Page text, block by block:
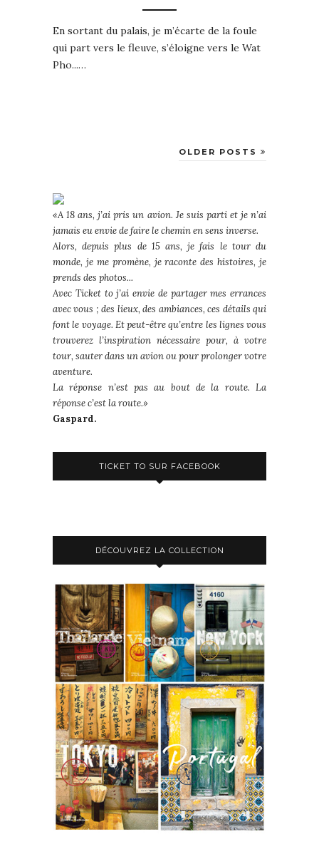
En sortant du palais, je m’écarte de la foule
qui part vers le fleuve, s’éloigne vers le Wat
Pho...…
OLDER POSTS
«A 18 ans, j’ai pris un avion. Je suis parti et je n’ai
jamais eu envie de faire le chemin en sens inverse.
Alors, depuis plus de 15 ans, je fais le tour du
monde, je me promène, je raconte des histoires, je
prends des photos...
Avec Ticket to j’ai envie de partager mes errances
avec vous ; des lieux, des ambiances, ces détails qui
font le voyage. Et peut-être qu’entre les lignes vous
trouverez l’inspiration nécessaire pour, à votre
tour, sauter dans un avion ou pour prolonger votre
aventure.
La réponse n’est pas au bout de la route. La
réponse c’est la route.»
Gaspard.
TICKET TO SUR FACEBOOK
DÉCOUVREZ LA COLLECTION